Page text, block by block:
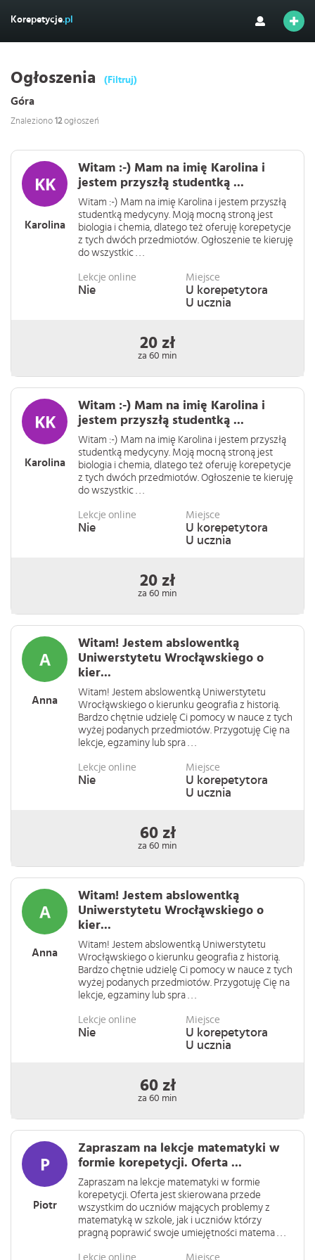
Korepetycje.pl
Ogłoszenia (Filtruj)
Góra
Znaleziono 12ogłoszeń
Karolina
Witam :-) Mam na imię Karolina i
jestem przyszłą studentką ...
Witam :-) Mam na imię Karolina i jestem przyszłą
studentką medycyny. Moją mocną stroną jest
biologia i chemia, dlatego też oferuję korepetycje
z tych dwóch przedmiotów. Ogłoszenie te kieruję
do wszystkic . . .
Lekcje online
Nie
Miejsce
U korepetytora
U ucznia
20 zł
za 60 min
Karolina
Witam :-) Mam na imię Karolina i
jestem przyszłą studentką ...
Witam :-) Mam na imię Karolina i jestem przyszłą
studentką medycyny. Moją mocną stroną jest
biologia i chemia, dlatego też oferuję korepetycje
z tych dwóch przedmiotów. Ogłoszenie te kieruję
do wszystkic . . .
Lekcje online
Nie
Miejsce
U korepetytora
U ucznia
20 zł
za 60 min
Anna
Witam! Jestem abslowentką
Uniwerstytetu Wrocłąwskiego o
kier...
Witam! Jestem abslowentką Uniwerstytetu
Wrocłąwskiego o kierunku geografia z historią.
Bardzo chętnie udzielę Ci pomocy w nauce z tych
wyżej podanych przedmiotów. Przygotuję Cię na
lekcje, egzaminy lub spra . . .
Lekcje online
Nie
Miejsce
U korepetytora
U ucznia
60 zł
za 60 min
Anna
Witam! Jestem abslowentką
Uniwerstytetu Wrocłąwskiego o
kier...
Witam! Jestem abslowentką Uniwerstytetu
Wrocłąwskiego o kierunku geografia z historią.
Bardzo chętnie udzielę Ci pomocy w nauce z tych
wyżej podanych przedmiotów. Przygotuję Cię na
lekcje, egzaminy lub spra . . .
Lekcje online
Nie
Miejsce
U korepetytora
U ucznia
60 zł
za 60 min
Piotr
Zapraszam na lekcje matematyki w
formie korepetycji. Oferta ...
Zapraszam na lekcje matematyki w formie
korepetycji. Oferta jest skierowana przede
wszystkim do uczniów mających problemy z
matematyką w szkole, jak i uczniów którzy
pragną poprawić swoje umiejętności matema . . .
Lekcje online Miejsce